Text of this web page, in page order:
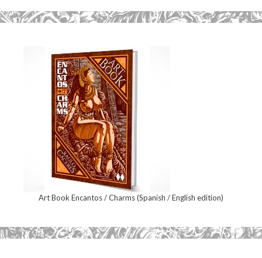
Art Book Encantos / Charms (Spanish / English edition)